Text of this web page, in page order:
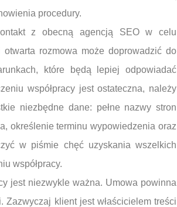
procedury.
z obecną agencją SEO w celu
rozmowa może doprowadzić do
które będą lepiej odpowiadać
współpracy jest ostateczna, należy
niezbędne dane: pełne nazwy stron
określenie terminu wypowiedzenia oraz
w piśmie chęć uzyskania wszelkich
współpracy.
jest niezwykle ważna. Umowa powinna
klient jest właścicielem treści